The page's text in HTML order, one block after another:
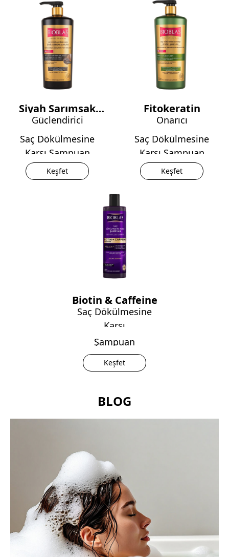
Siyah Sarımsak
Özü
Güçlendirici
Saç Dökülmesine
Karşı Şampuan
Keşfet
Fitokeratin
Onarıcı
Saç Dökülmesine
Karşı Şampuan
Keşfet
Biotin & Caffeine
Saç Dökülmesine
Karşı
Şampuan
Keşfet
BLOG